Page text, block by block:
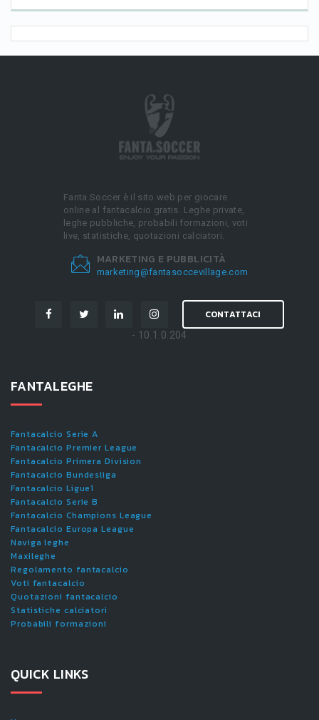
Fanta.Soccer è il sito web per giocare
online al fantacalcio gratis. Leghe private,
leghe pubbliche, probabili formazioni, voti
live, statistiche, quotazioni calciatori.
MARKETING E PUBBLICITÀ
marketing@fantasoccevillage.com
CONTATTACI
- 10.1.0.204
FANTALEGHE
Fantacalcio Serie A
Fantacalcio Premier League
Fantacalcio Primera Division
Fantacalcio Bundesliga
Fantacalcio Ligue1
Fantacalcio Serie B
Fantacalcio Champions League
Fantacalcio Europa League
Naviga leghe
Maxileghe
Regolamento fantacalcio
Voti fantacalcio
Quotazioni fantacalcio
Statistiche calciatori
Probabili formazioni
QUICK LINKS